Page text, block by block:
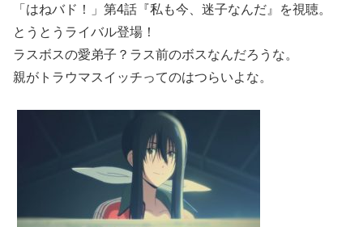
「はねバド！」第4話『私も今、迷子なんだ』を視聴。
とうとうライバル登場！
ラスボスの愛弟子？ラス前のボスなんだろうな。
親がトラウマスイッチってのはつらいよな。